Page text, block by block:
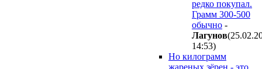
редко покупал.
Грамм 300-500
обычно -
Лaгyнoв
14:53)
Но килограмм